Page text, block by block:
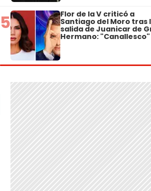
5 Flor de la V criticó a
Santiago del Moro tras
salida de Juanicar de
Hermano: "Canallesco"